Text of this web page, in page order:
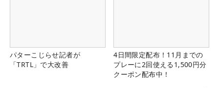
パターこじらせ記者が
「TRTL」で大改善
4日間限定配布！11月までの
プレーに2回使える1,500円分
クーポン配布中！